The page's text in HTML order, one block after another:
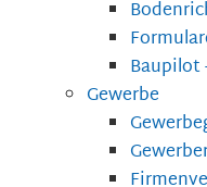
Baupilot
Gewerbe